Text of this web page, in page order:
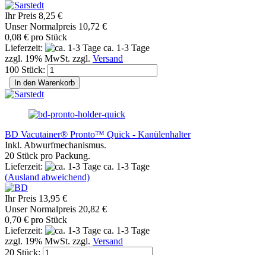
Ihr Preis 8,25 €
Unser Normalpreis 10,72 €
0,08 € pro Stück
Lieferzeit:
ca. 1-3 Tage
zzgl. 19% MwSt. zzgl. Versand
100 Stück:
In den Warenkorb
BD Vacutainer® Pronto™ Quick - Kanülenhalter
Inkl. Abwurfmechanismus.
20 Stück pro Packung.
Lieferzeit:
ca. 1-3 Tage
(Ausland abweichend)
Ihr Preis 13,95 €
Unser Normalpreis 20,82 €
0,70 € pro Stück
Lieferzeit:
ca. 1-3 Tage
zzgl. 19% MwSt. zzgl. Versand
20 Stück: